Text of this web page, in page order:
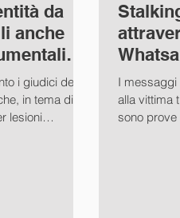
da
anche
i giudici del
in tema di
lesioni
III
I messaggi
alla vittima
sono